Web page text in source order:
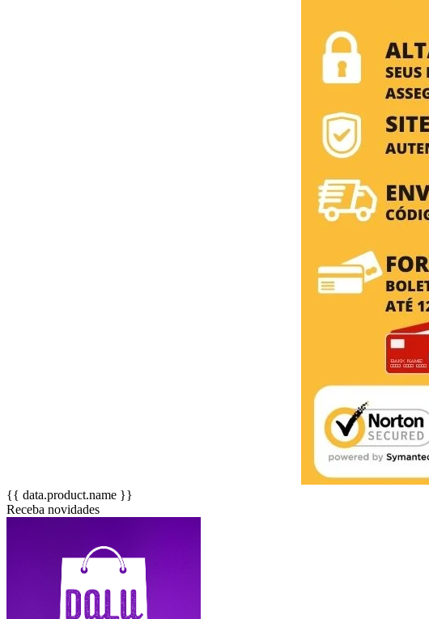
{{ data.product.name }}
Receba novidades